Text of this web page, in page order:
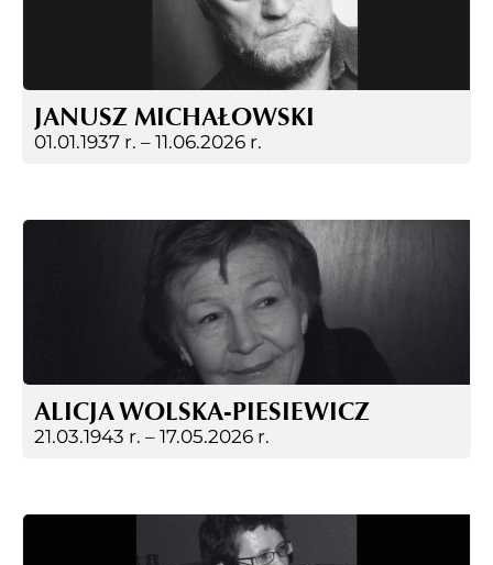
JANUSZ MICHAŁOWSKI
01.01.1937 r. – 11.06.2026 r.
ALICJA WOLSKA-PIESIEWICZ
21.03.1943 r. – 17.05.2026 r.